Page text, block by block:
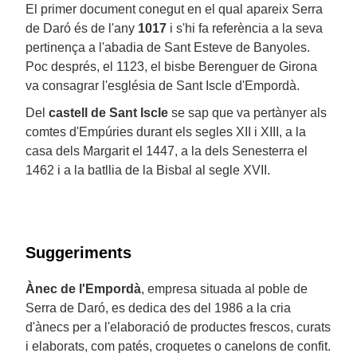
El primer document conegut en el qual apareix Serra
de Daró és de l'any 1017 i s'hi fa referència a la seva
pertinença a l'abadia de Sant Esteve de Banyoles.
Poc després, el 1123, el bisbe Berenguer de Girona
va consagrar l'església de Sant Iscle d'Empordà.
Del castell de Sant Iscle se sap que va pertànyer als
comtes d'Empúries durant els segles XII i XIII, a la
casa dels Margarit el 1447, a la dels Senesterra el
1462 i a la batllia de la Bisbal al segle XVII.
Suggeriments
Ànec de l'Empordà, empresa situada al poble de
Serra de Daró, es dedica des del 1986 a la cria
d'ànecs per a l'elaboració de productes frescos, curats
i elaborats, com patés, croquetes o canelons de confit.